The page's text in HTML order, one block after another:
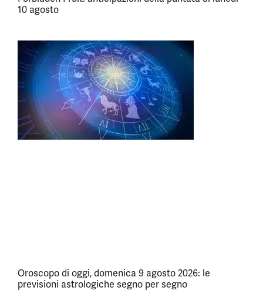
10 agosto
Oroscopo di oggi, domenica 9 agosto 2026: le
previsioni astrologiche segno per segno